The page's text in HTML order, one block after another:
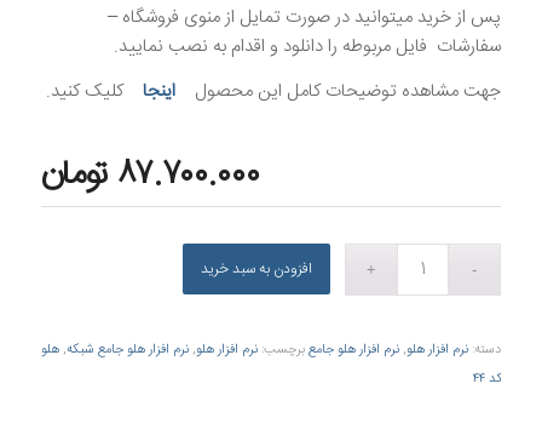
پس از خرید میتوانید در صورت تمایل از منوی فروشگاه –
سفارشات فایل مربوطه را دانلود و اقدام به نصب نمایید.
جهت مشاهده توضیحات کامل این محصول
اینجا کلیک کنید.
۸۷.۷۰۰.۰۰۰ تومان
افزودن به سبد خرید
دسته: نرم افزار هلو,نرم افزار هلو جامعبرچسب: نرم افزار هلو,نرم افزار هلو جامع شبکه,هلو
کد ۴۴